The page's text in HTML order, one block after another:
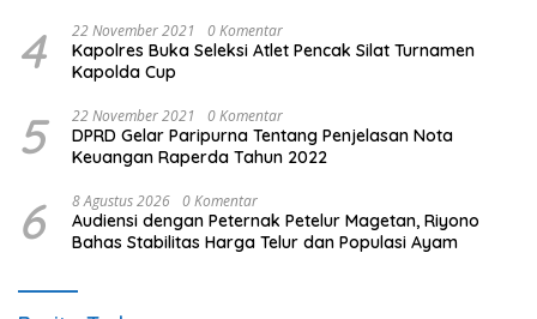
4 22 November 2021 0 Komentar
Kapolres Buka Seleksi Atlet Pencak Silat Turnamen
Kapolda Cup
5 22 November 2021 0 Komentar
DPRD Gelar Paripurna Tentang Penjelasan Nota
Keuangan Raperda Tahun 2022
6 8 Agustus 2026 0 Komentar
Audiensi dengan Peternak Petelur Magetan, Riyono
Bahas Stabilitas Harga Telur dan Populasi Ayam